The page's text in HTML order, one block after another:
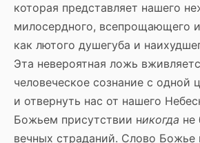
которая представляет нашего
милосердного, всепрощающего
как лютого душегуба и
Эта невероятная ложь
человеческое сознание с одной
и отвернуть нас от нашего
Божьем присутствии никогда не
вечных страданий. Слово Божье